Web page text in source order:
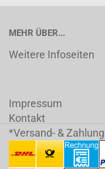
MEHR ÜBER...
Weitere Infoseiten
Impressum
Kontakt
*Versand- &